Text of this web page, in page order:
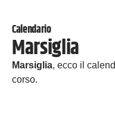
Calendario
Marsiglia
Marsiglia, ecco il
corso.